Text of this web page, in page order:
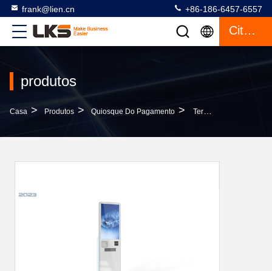
frank@lien.cn +86-186-6457-6557
Citações
produtos
Casa > Produtos > Quiosque Do Pagamento > Terminal De Auto-Pagamento RFID NFC Impressora De Câmera QR Dispensador De Caixa Quiosque De Auto-Atendimento